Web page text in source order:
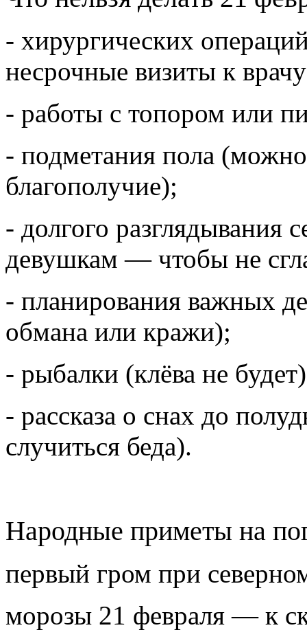
- хирургических
несрочные визиты к
- работы с топором или
- подметания пола
благополучие);
- долгого разглядывания
девушкам — чтобы не
- планирования важных
обмана или кражи);
- рыбалки (клёва не
- рассказа о снах до
случиться беда).
Народные приметы на
первый гром при
морозы 21 февраля — к